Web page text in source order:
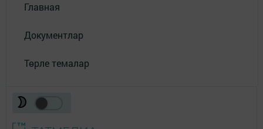
Главная
Документлар
Төрле темалар